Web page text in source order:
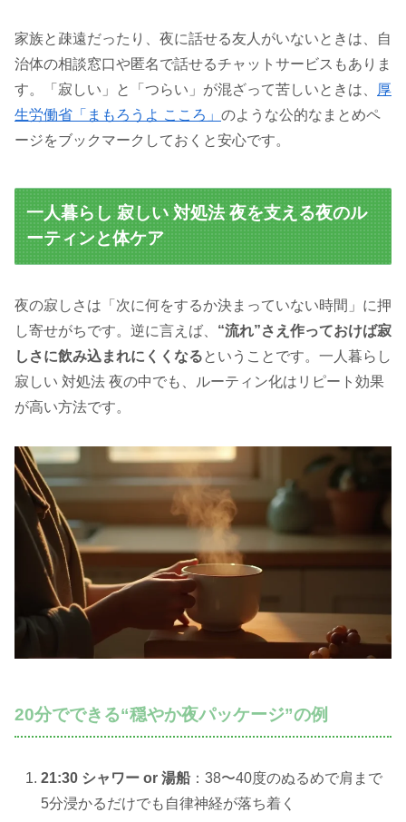
家族と疎遠だったり、夜に話せる友人がいないときは、自
治体の相談窓口や匿名で話せるチャットサービスもありま
す。「寂しい」と「つらい」が混ざって苦しいときは、
厚
生労働省「まもろうよ こころ」 のような公的なまとめペ
ージをブックマークしておくと安心です。
一人暮らし 寂しい 対処法 夜を支える夜のル
ーティンと体ケア
夜の寂しさは「次に何をするか決まっていない時間」に押
し寄せがちです。逆に言えば、 “流れ”さえ作っておけば寂
しさに飲み込まれにくくなるということです。一人暮らし
寂しい 対処法 夜の中でも、ルーティン化はリピート効果
が高い方法です。
20分でできる“穏やか夜パッケージ”の例
21:30 シャワー or 湯船：38〜40度のぬるめで肩まで
5分浸かるだけでも自律神経が落ち着く